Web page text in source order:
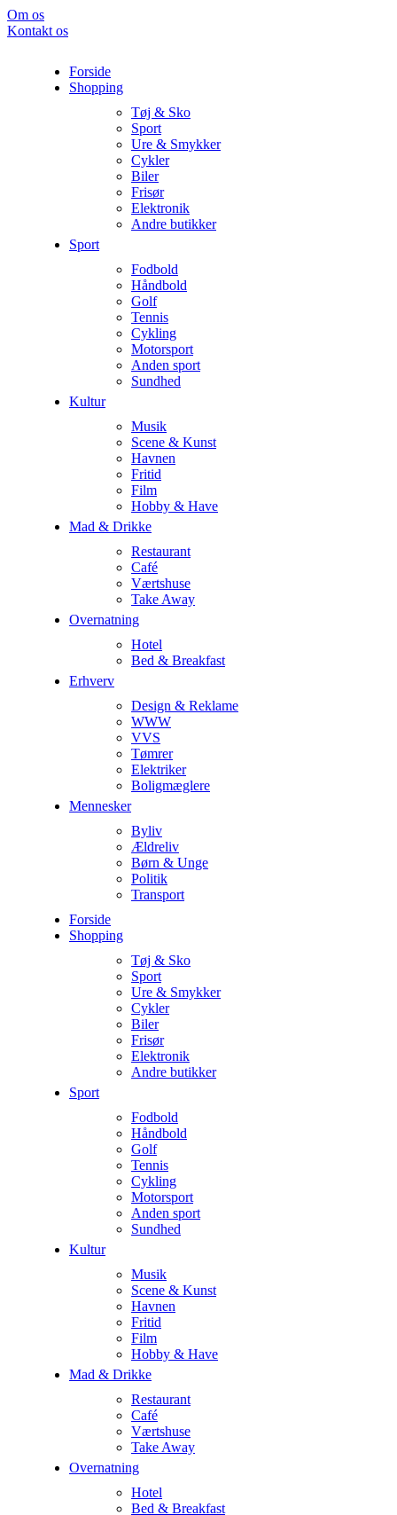
Om os
Kontakt os
Forside
Shopping
Tøj & Sko
Sport
Ure & Smykker
Cykler
Biler
Frisør
Elektronik
Andre butikker
Sport
Fodbold
Håndbold
Golf
Tennis
Cykling
Motorsport
Anden sport
Sundhed
Kultur
Musik
Scene & Kunst
Havnen
Fritid
Film
Hobby & Have
Mad & Drikke
Restaurant
Café
Værtshuse
Take Away
Overnatning
Hotel
Bed & Breakfast
Erhverv
Design & Reklame
WWW
VVS
Tømrer
Elektriker
Boligmæglere
Mennesker
Byliv
Ældreliv
Børn & Unge
Politik
Transport
Forside
Shopping
Tøj & Sko
Sport
Ure & Smykker
Cykler
Biler
Frisør
Elektronik
Andre butikker
Sport
Fodbold
Håndbold
Golf
Tennis
Cykling
Motorsport
Anden sport
Sundhed
Kultur
Musik
Scene & Kunst
Havnen
Fritid
Film
Hobby & Have
Mad & Drikke
Restaurant
Café
Værtshuse
Take Away
Overnatning
Hotel
Bed & Breakfast